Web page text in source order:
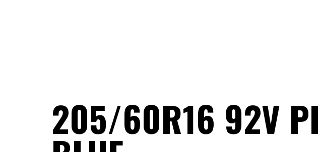
205/60R16 92V